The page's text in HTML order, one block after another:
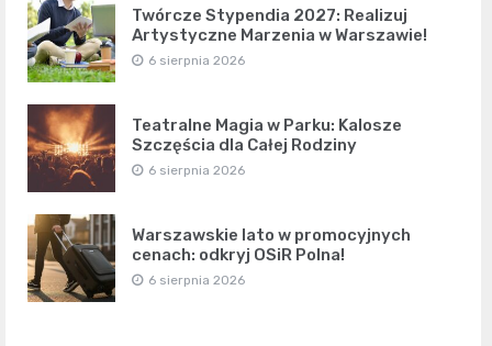
Twórcze Stypendia 2027: Realizuj
Artystyczne Marzenia w Warszawie!
6 sierpnia 2026
Teatralne Magia w Parku: Kalosze
Szczęścia dla Całej Rodziny
6 sierpnia 2026
Warszawskie lato w promocyjnych
cenach: odkryj OSiR Polna!
6 sierpnia 2026